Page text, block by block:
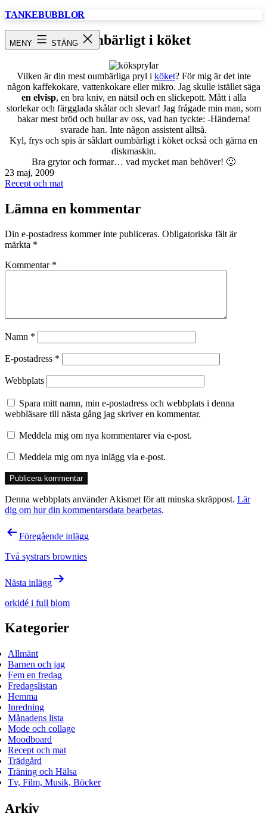
Hoppa
TANKEBUBBLOR
MENY STÄNGoumbärligt i köket
Vilken är din mest oumbärliga pryl i köket? För mig är det inte
någon kaffekokare, vattenkokare eller mikro. Jag skulle istället säga
en elvisp, en bra kniv, en nätsil och en slickepott. Mått i alla
storlekar och färgglada skålar och slevar! Jag frågade min man, som
bakar mest bröd och bullar av oss, vad han tyckte: -Händerna!
svarade han. Inte någon assistent alltså.
Kyl, frys och spis är såklart oumbärligt i köket också och gärna en
diskmaskin.
Bra grytor och formar… vad mycket man behöver! 🙂
Publicerat
den
23 maj, 2009
Kategoriserat
Recept och mat
Lämna en kommentar
Din e-postadress kommer inte publiceras. Obligatoriska fält är
märkta *
Kommentar *
Namn *
E-postadress *
Webbplats
Spara mitt namn, min e-postadress och webbplats i denna
webbläsare till nästa gång jag skriver en kommentar.
Meddela mig om nya kommentarer via e-post.
Meddela mig om nya inlägg via e-post.
Denna webbplats använder Akismet för att minska skräppost. Lär
dig om hur din kommentarsdata bearbetas.
Inläggsnavigering
Föregående inlägg
Två systrars brownies
Nästa inlägg
orkidé i full blom
Kategorier
Allmänt
Barnen och jag
Fem en fredag
Fredagslistan
Hemma
Inredning
Månadens lista
Mode och collage
Moodboard
Recept och mat
Trädgård
Träning och Hälsa
Tv, Film, Musik, Böcker
Arkiv